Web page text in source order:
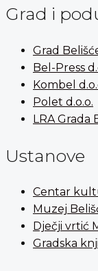
Grad i
Grad
Bel-Press
Kombel
Polet d.o.o.
LRA Grada
Ustanove
Centar
Muzej
Dječji vrtić
Gradska